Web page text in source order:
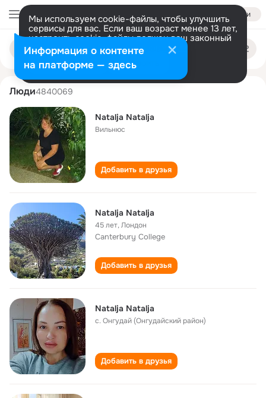
Войти
Мы используем cookie-файлы, чтобы улучшить
сервисы для вас. Если ваш возраст менее 13 лет,
настроить cookie-файлы должен ваш законный
представитель. Больше информации
Разрешить все Настроить
Поиск
людям
natalja natalja
Люди4840069
Natalja Natalja
Вильнюс
Добавить в друзья
Natalja Natalja
45 лет,Лондон
Canterbury College
Добавить в друзья
Natalja Natalja
с. Онгудай (Онгудайский район)
Добавить в друзья
Информация о контенте
на платформе — здесь